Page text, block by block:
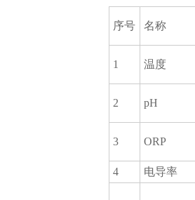
序号 名称
1 温度
2 pH
3 ORP
4 电导率